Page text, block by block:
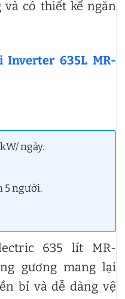
và có thiết kế ngăn
Inverter 635L MR-
ngày.
5 người.
635 lít MR-
gương mang lại
bỉ và dễ dàng vệ